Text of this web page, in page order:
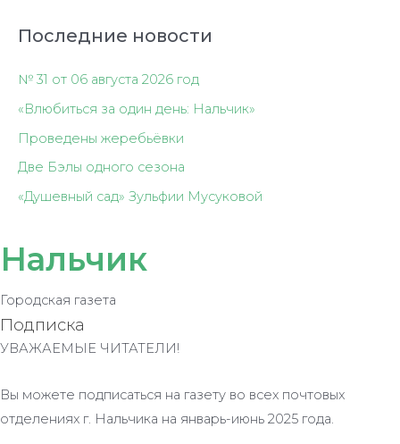
Последние новости
№ 31 от 06 августа 2026 год
«Влюбиться за один день: Нальчик»
Проведены жеребьёвки
Две Бэлы одного сезона
«Душевный сад» Зульфии Мусуковой
Нальчик
Городская газета
Подписка
УВАЖАЕМЫЕ ЧИТАТЕЛИ!
Вы можете подписаться на газету во всех почтовых
отделениях г. Нальчика на январь-июнь 2025 года.